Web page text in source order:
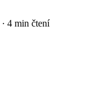
· 4 min čtení